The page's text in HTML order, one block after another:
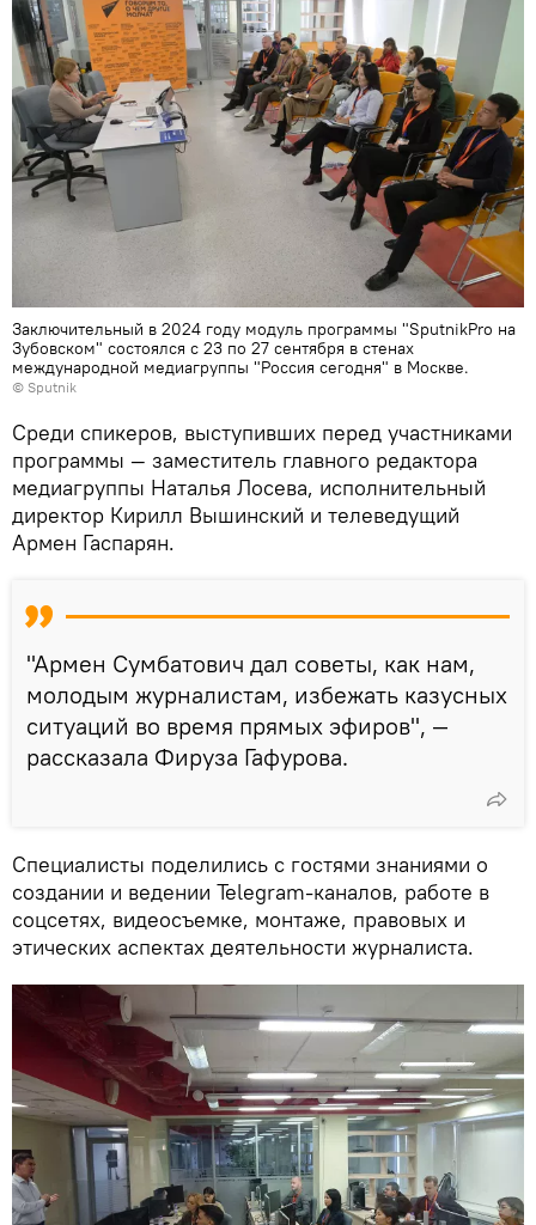
Заключительный в 2024 году модуль программы "SputnikPro на
Зубовском" состоялся с 23 по 27 сентября в стенах
международной медиагруппы "Россия сегодня" в Москве.
© Sputnik
Среди спикеров, выступивших перед участниками
программы — заместитель главного редактора
медиагруппы Наталья Лосева, исполнительный
директор Кирилл Вышинский и телеведущий
Армен Гаспарян.
"Армен Сумбатович дал советы, как нам,
молодым журналистам, избежать казусных
ситуаций во время прямых эфиров", —
рассказала Фируза Гафурова.
Специалисты поделились с гостями знаниями о
создании и ведении Telegram-каналов, работе в
соцсетях, видеосъемке, монтаже, правовых и
этических аспектах деятельности журналиста.